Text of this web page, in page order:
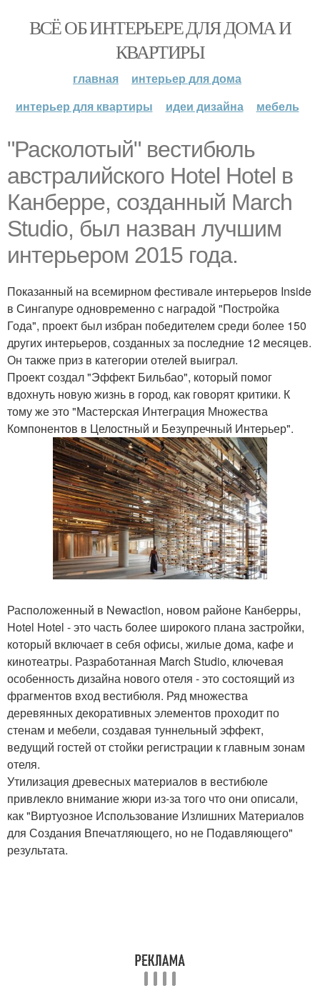
ВСЁ ОБ ИНТЕРЬЕРЕ ДЛЯ ДОМА И
КВАРТИРЫ
главная
интерьер для дома
интерьер для квартиры
идеи дизайна мебель
"Расколотый" вестибюль
австралийского Hotel Hotel в
Канберре, созданный March
Studio, был назван лучшим
интерьером 2015 года.
Показанный на всемирном фестивале интерьеров Inside
в Сингапуре одновременно с наградой "Постройка
Года", проект был избран победителем среди более 150
других интерьеров, созданных за последние 12 месяцев.
Он также приз в категории отелей выиграл.
Проект создал "Эффект Бильбао", который помог
вдохнуть новую жизнь в город, как говорят критики. К
тому же это "Мастерская Интеграция Множества
Компонентов в Целостный и Безупречный Интерьер".
Расположенный в Newaction, новом районе Канберры,
Hotel Hotel - это часть более широкого плана застройки,
который включает в себя офисы, жилые дома, кафе и
кинотеатры. Разработанная March Studio, ключевая
особенность дизайна нового отеля - это состоящий из
фрагментов вход вестибюля. Ряд множества
деревянных декоративных элементов проходит по
стенам и мебели, создавая туннельный эффект,
ведущий гостей от стойки регистрации к главным зонам
отеля.
Утилизация древесных материалов в вестибюле
привлекло внимание жюри из-за того что они описали,
как "Виртуозное Использование Излишних Материалов
для Создания Впечатляющего, но не Подавляющего"
результата.